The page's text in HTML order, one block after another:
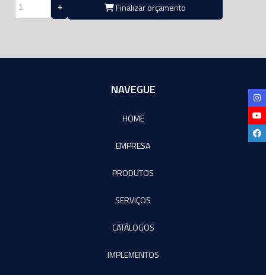
Finalizar orçamento
NAVEGUE
HOME
EMPRESA
PRODUTOS
SERVIÇOS
CATÁLOGOS
IMPLEMENTOS